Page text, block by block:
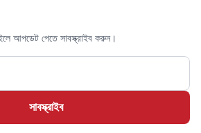
আপডেট পেতে সাবস্ক্রাইব করুন।
সাবস্ক্রাইব